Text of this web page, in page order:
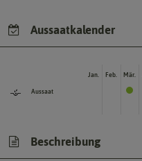
Aussaatkalender
Aussaat
Jan. Feb. Mär.
Beschreibung